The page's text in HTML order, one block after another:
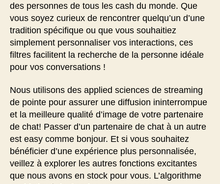
des personnes de tous les cash du monde. Que
vous soyez curieux de rencontrer quelqu’un d’une
tradition spécifique ou que vous souhaitiez
simplement personnaliser vos interactions, ces
filtres facilitent la recherche de la personne idéale
pour vos conversations !
Nous utilisons des applied sciences de streaming
de pointe pour assurer une diffusion ininterrompue
et la meilleure qualité d’image de votre partenaire
de chat! Passer d’un partenaire de chat à un autre
est easy comme bonjour. Et si vous souhaitez
bénéficier d’une expérience plus personnalisée,
veillez à explorer les autres fonctions excitantes
que nous avons en stock pour vous. L’algorithme